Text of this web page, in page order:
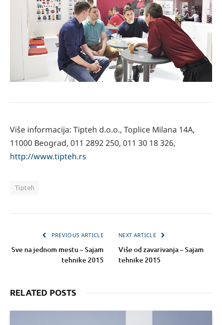
Više informacija: Tipteh d.o.o., Toplice Milana 14A,
11000 Beograd, 011 2892 250, 011 30 18 326,
http://www.tipteh.rs
Tipteh
PREVIOUS ARTICLE
Sve na jednom mestu – Sajam
tehnike 2015
NEXT ARTICLE
Više od zavarivanja – Sajam
tehnike 2015
RELATED POSTS